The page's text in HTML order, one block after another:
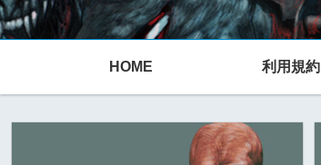
HOME 利用規約